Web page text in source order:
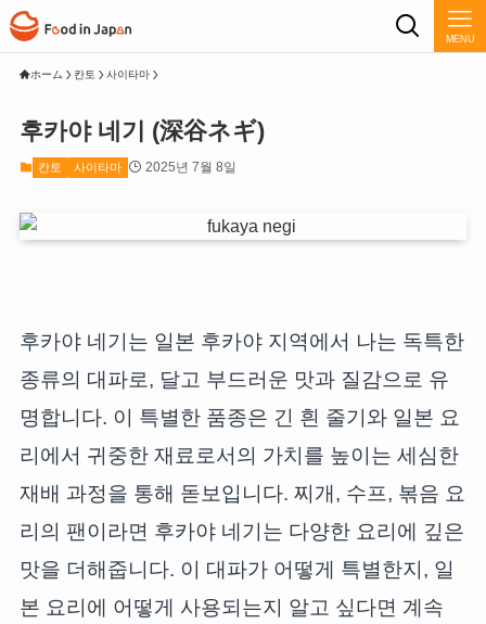
MENU
ホーム 칸토 사이타마
후카야 네기 (深谷ネギ)
칸토 사이타마 2025년 7월 8일
후카야 네기는 일본 후카야 지역에서 나는 독특한
종류의 대파로, 달고 부드러운 맛과 질감으로 유
명합니다. 이 특별한 품종은 긴 흰 줄기와 일본 요
리에서 귀중한 재료로서의 가치를 높이는 세심한
재배 과정을 통해 돋보입니다. 찌개, 수프, 볶음 요
리의 팬이라면 후카야 네기는 다양한 요리에 깊은
맛을 더해줍니다. 이 대파가 어떻게 특별한지, 일
본 요리에 어떻게 사용되는지 알고 싶다면 계속